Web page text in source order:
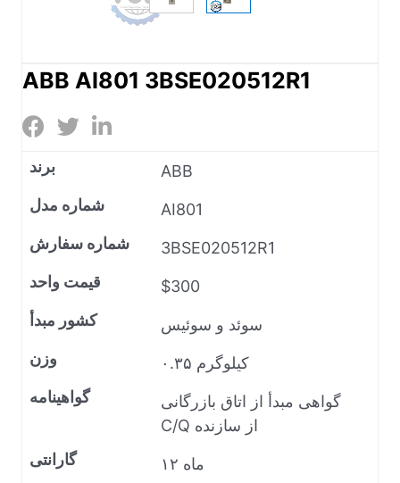
ABB AI801 3BSE020512R1
برند
ABB
شماره مدل
AI801
شماره سفارش
3BSE020512R1
قیمت واحد
$300
کشور مبدأ
سوئد و سوئیس
وزن
۰.۳۵ کیلوگرم
گواهینامه
گواهی مبدأ از اتاق بازرگانی
C/Q از سازنده
گارانتی
۱۲ ماه